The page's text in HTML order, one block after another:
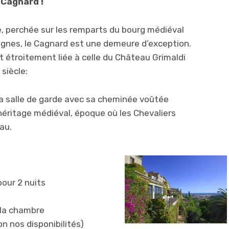
perchée sur les remparts du bourg médiéval
le Cagnard est une demeure d’exception.
étroitement liée à celle du Château Grimaldi
salle de garde avec sa cheminée voûtée
médiéval, époque où les Chevaliers
2 nuits
chambre
nos disponibilités)